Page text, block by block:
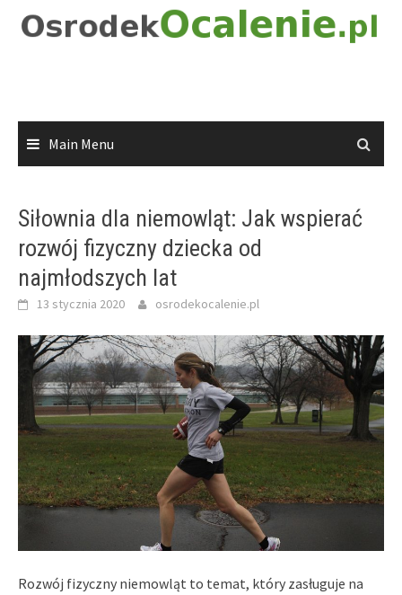
Main Menu
Siłownia dla niemowląt: Jak wspierać
rozwój fizyczny dziecka od
najmłodszych lat
13 stycznia 2020 osrodekocalenie.pl
Rozwój fizyczny niemowląt to temat, który zasługuje na